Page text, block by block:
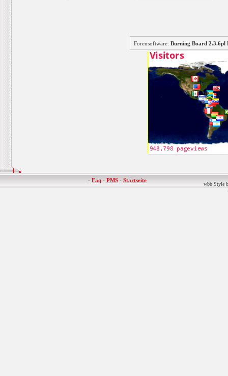
Forensoftware: Burning Board
- Faq - PMS - Startseite
wbb Style